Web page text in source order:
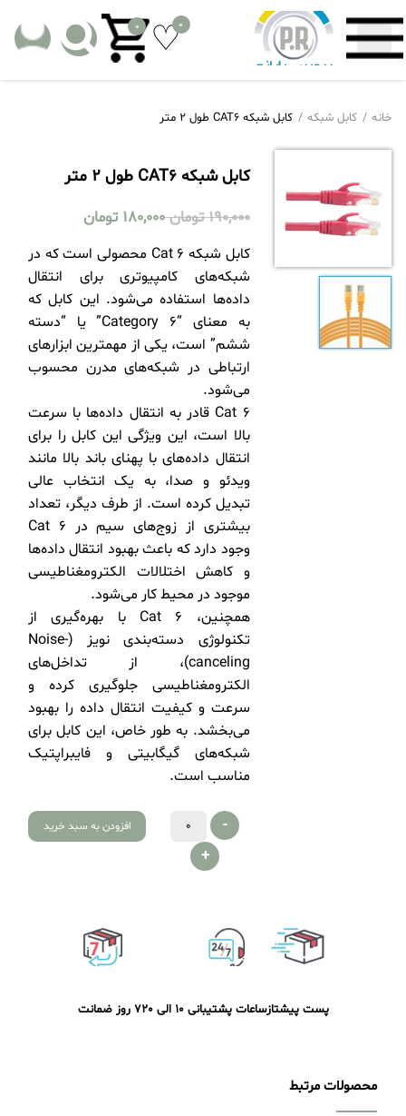
0
0
خانه کابل شبکه کابل شبکه CAT6 طول 2 متر
کابل شبکه CAT6 طول 2 متر
190,000 تومان 180,000 تومان
کابل شبکه Cat 6 محصولی است که در
شبکه‌های کامپیوتری برای انتقال
داده‌ها استفاده می‌شود. این کابل که
به معنای “Category 6” یا “دسته
ششم” است، یکی از مهمترین ابزارهای
ارتباطی در شبکه‌های مدرن محسوب
می‌شود.
Cat 6 قادر به انتقال داده‌ها با سرعت
بالا است، این ویژگی این کابل را برای
انتقال داده‌های با پهنای باند بالا مانند
ویدئو و صدا، به یک انتخاب عالی
تبدیل کرده است. از طرف دیگر، تعداد
بیشتری از زوج‌های سیم در Cat 6
وجود دارد که باعث بهبود انتقال داده‌ها
و کاهش اختلالات الکترومغناطیسی
موجود در محیط کار می‌شود.
همچنین، Cat 6 با بهره‌گیری از
تکنولوژی دسته‌بندی نویز (Noise-
canceling)، از تداخل‌های
الکترومغناطیسی جلوگیری کرده و
سرعت و کیفیت انتقال داده را بهبود
می‌بخشد. به طور خاص، این کابل برای
شبکه‌های گیگابیتی و فایبر‌اپتیک
مناسب است.
-
+
افزودن به سبد خرید
پست پیشتازساعات پشتیبانی 10 الی 20 7 روز ضمانت
محصولات مرتبط